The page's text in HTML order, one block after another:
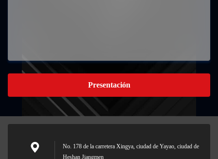
Presentación
No. 178 de la carretera Xingya, ciudad de Yayao, ciudad de
Heshan Jiangmen